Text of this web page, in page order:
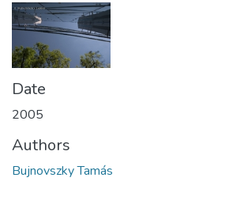
Date
2005
Authors
Bujnovszky Tamás